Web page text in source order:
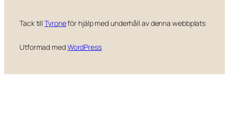
Tack tillTyroneför hjälp med underhåll av denna webbplats
Utformad medWordPress